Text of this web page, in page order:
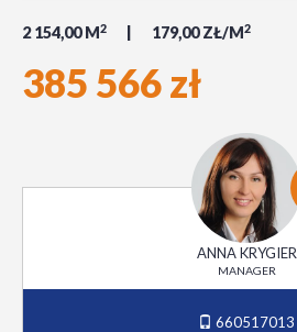
2 154,00 M2 179,00 ZŁ/M2
385 566 zł
ANNA KRYGIER
MANAGER
660517013